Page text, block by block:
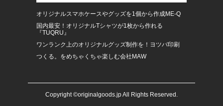
オリジナルスマホケースやグッズを1個から作成ME-Q
国内最安！オリジナルTシャツが1枚から作れる
『TUQRU』
ワンランク上のオリジナルグッズ制作を！ヨツバ印刷
つくる。をめちゃくちゃ楽しむ会社MAW
Copyright ©originalgoods.jp All Rights Reserved.